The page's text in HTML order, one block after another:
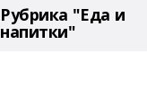
Рубрика "Еда и
напитки"